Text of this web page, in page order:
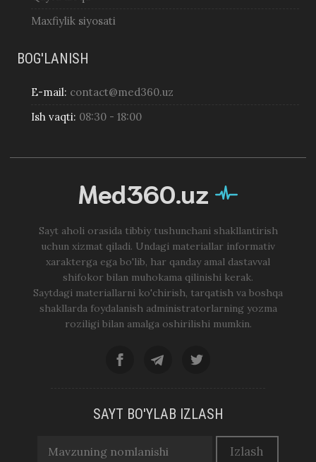
Med360.uz
Sayt aholi orasida tibbiy tushunchani shakllantirish
uchun xizmat qiladi. Undagi materiallar informativ
xarakterga ega bo'lib, har qanday amal dastavval
shifokor bilan muhokama qilinishi kerak.
Saytdagi materiallarni ko'chirish, tarqatish va boshqa
shakllarda foydalanish administratorlarning yozma
roziligi bilan amalga oshirilishi mumkin.
SAYT BO'YLAB IZLASH
Maxfiylik siyosati
BOG'LANISH
E-mail: contact@med360.uz
Ish vaqti: 08:30 - 18:00